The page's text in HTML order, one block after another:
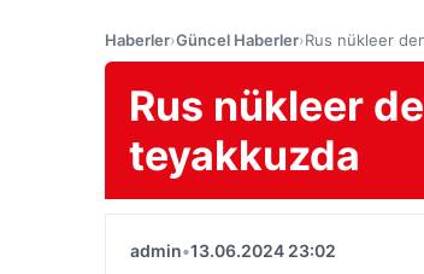
Haberler›Güncel Haberler›Rus nükleer
Rus nükleer
teyakkuzda
admin•13.06.2024 23:02